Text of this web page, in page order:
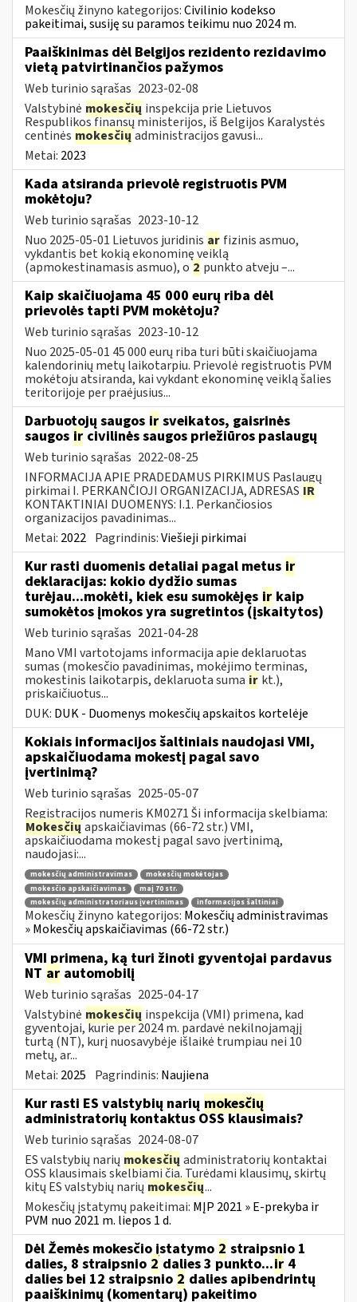
Mokesčių žinyno kategorijos:Civilinio kodekso
pakeitimai, susiję su paramos teikimu nuo 2024 m.
Paaiškinimas dėl Belgijos rezidento rezidavimo
vietą patvirtinančios pažymos
Web turinio sąrašas 2023-02-08
Valstybinė mokesčių inspekcija prie Lietuvos
Respublikos finansų ministerijos, iš Belgijos Karalystės
centinės mokesčių administracijos gavusi...
Metai: 2023
Kada atsiranda prievolė registruotis PVM
mokėtoju?
Web turinio sąrašas 2023-10-12
Nuo 2025-05-01 Lietuvos juridinis ar fizinis asmuo,
vykdantis bet kokią ekonominę veiklą
(apmokestinamasis asmuo), o 2 punkto atveju –...
Kaip skaičiuojama 45 000 eurų riba dėl
prievolės tapti PVM mokėtoju?
Web turinio sąrašas 2023-10-12
Nuo 2025-05-01 45 000 eurų riba turi būti skaičiuojama
kalendorinių metų laikotarpiu. Prievolė registruotis PVM
mokėtoju atsiranda, kai vykdant ekonominę veiklą šalies
teritorijoje per praėjusius...
Darbuotojų saugos ir sveikatos, gaisrinės
saugos ir civilinės saugos priežiūros paslaugų
Web turinio sąrašas 2022-08-25
INFORMACIJA APIE PRADEDAMUS PIRKIMUS Paslaugų
pirkimai I. PERKANČIOJI ORGANIZACIJA, ADRESAS IR
KONTAKTINIAI DUOMENYS: I.1. Perkančiosios
organizacijos pavadinimas...
Metai: 2022 Pagrindinis:Viešieji pirkimai
Kur rasti duomenis detaliai pagal metus ir
deklaracijas: kokio dydžio sumas
turėjau...mokėti, kiek esu sumokėjęs ir kaip
sumokėtos įmokos yra sugretintos (įskaitytos)
Web turinio sąrašas 2021-04-28
Mano VMI vartotojams informacija apie deklaruotas
sumas (mokesčio pavadinimas, mokėjimo terminas,
mokestinis laikotarpis, deklaruota suma ir kt.),
priskaičiuotus...
DUK: DUK - Duomenys mokesčių apskaitos kortelėje
Kokiais informacijos šaltiniais naudojasi VMI,
apskaičiuodama mokestį pagal savo
įvertinimą?
Web turinio sąrašas 2025-05-07
Registracijos numeris KM0271 Ši informacija skelbiama:
Mokesčių apskaičiavimas (66-72 str.) VMI,
apskaičiuodama mokestį pagal savo įvertinimą,
naudojasi:...
mokesčių administravimas
mokesčių mokėtojas
mokesčio apskaičiavimas
maį 70 str.
mokesčių administratoriaus įvertinimas
informacijos šaltiniai
Mokesčių žinyno kategorijos: Mokesčių administravimas
» Mokesčių apskaičiavimas (66-72 str.)
VMI primena, ką turi žinoti gyventojai pardavus
NT ar automobilį
Web turinio sąrašas 2025-04-17
Valstybinė mokesčių inspekcija (VMI) primena, kad
gyventojai, kurie per 2024 m. pardavė nekilnojamąjį
turtą (NT), kurį nuosavybėje išlaikė trumpiau nei 10
metų, ar...
Metai: 2025 Pagrindinis: Naujiena
Kur rasti ES valstybių narių mokesčių
administratorių kontaktus OSS klausimais?
Web turinio sąrašas 2024-08-07
ES valstybių narių mokesčių administratorių kontaktai
OSS klausimais skelbiami čia. Turėdami klausimų, skirtų
kitų ES valstybių narių mokesčių...
Mokesčių įstatymų pakeitimai: MĮP 2021 » E-prekyba ir
PVM nuo 2021 m. liepos 1 d.
Dėl Žemės mokesčio įstatymo 2 straipsnio 1
dalies, 8 straipsnio 2 dalies 3 punkto...ir 4
dalies bei 12 straipsnio 2 dalies apibendrintų
paaiškinimų (komentarų) pakeitimo